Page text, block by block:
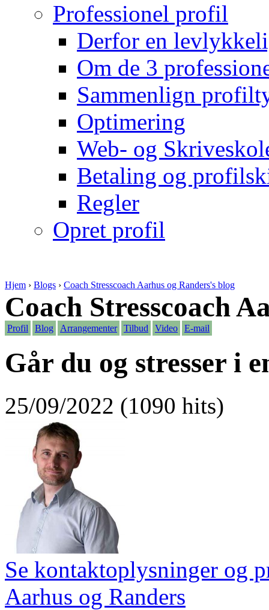
Professionel profil
Derfor en
Om de 3
Sammenlign
Optimering
Web- og
Betaling og
Regler
Opret profil
Hjem › Blogs › Coach Stresscoach Aarhus og Randers's blog
Coach Stresscoach
Profil Blog Arrangementer Tilbud Video E-mail
Går du og stresser i
25/09/2022 (1090 hits)
Se kontaktoplysninger og
Aarhus og Randers